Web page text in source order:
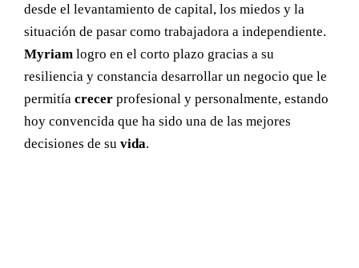
desde el levantamiento de capital, los miedos y la
situación de pasar como trabajadora a independiente.
Myriam logro en el corto plazo gracias a su
resiliencia y constancia desarrollar un negocio que le
permitía crecer profesional y personalmente, estando
hoy convencida que ha sido una de las mejores
decisiones de su vida.